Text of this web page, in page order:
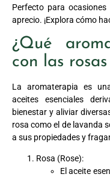
Perfecto para
aprecio. ¡Explora cómo
¿Qué
con las
La aromaterapia es
aceites esenciales
bienestar y aliviar
rosa como el de lavanda
a sus propiedades y
Rosa (Rose):
El aceite